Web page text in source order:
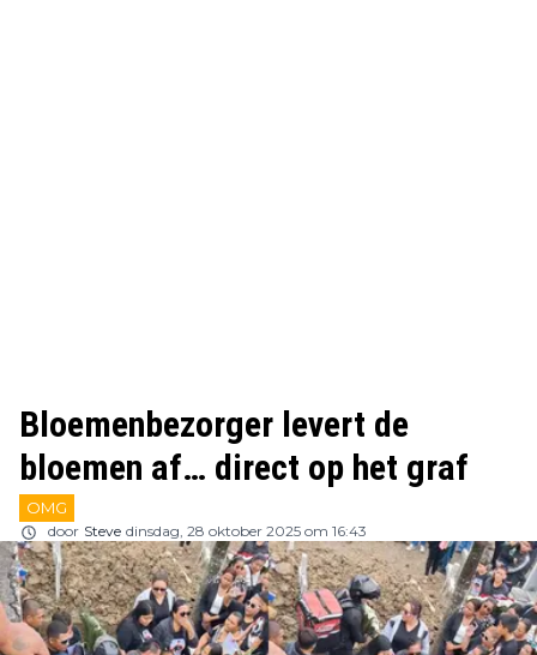
Bloemenbezorger levert de
bloemen af… direct op het graf
OMG
door Steve dinsdag, 28 oktober 2025 om 16:43